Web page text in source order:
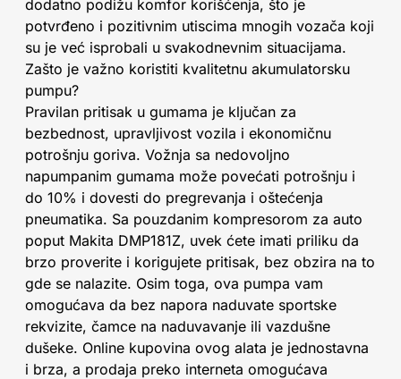
dodatno podižu komfor korišćenja, što je
potvrđeno i pozitivnim utiscima mnogih vozača koji
su je već isprobali u svakodnevnim situacijama.
Zašto je važno koristiti kvalitetnu akumulatorsku
pumpu?
Pravilan pritisak u gumama je ključan za
bezbednost, upravljivost vozila i ekonomičnu
potrošnju goriva. Vožnja sa nedovoljno
napumpanim gumama može povećati potrošnju i
do 10% i dovesti do pregrevanja i oštećenja
pneumatika. Sa pouzdanim kompresorom za auto
poput Makita DMP181Z, uvek ćete imati priliku da
brzo proverite i korigujete pritisak, bez obzira na to
gde se nalazite. Osim toga, ova pumpa vam
omogućava da bez napora naduvate sportske
rekvizite, čamce na naduvavanje ili vazdušne
dušeke. Online kupovina ovog alata je jednostavna
i brza, a prodaja preko interneta omogućava